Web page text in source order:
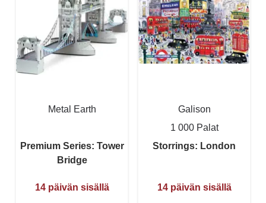
Metal Earth
Premium Series: Tower
Bridge
14 päivän sisällä
Galison
1 000 Palat
Storrings: London
14 päivän sisällä